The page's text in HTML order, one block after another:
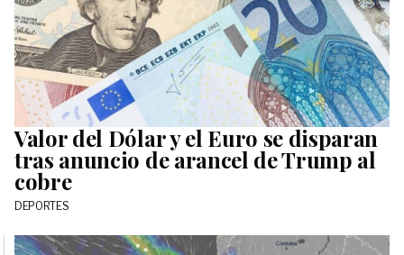
Valor del Dólar y el Euro se disparan
tras anuncio de arancel de Trump al
cobre
DEPORTES